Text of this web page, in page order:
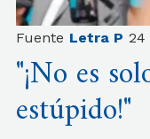
Fuente Letra P 24
"¡No es
estúpido!"